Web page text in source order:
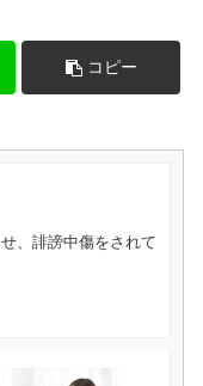
コピー
、誹謗中傷をされて